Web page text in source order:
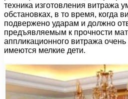
техника изготовления витража
обстановках, в то время, когда
подвержено ударам и должно
предъявляемым к прочности
аппликационного витража очень
имеются мелкие дети.